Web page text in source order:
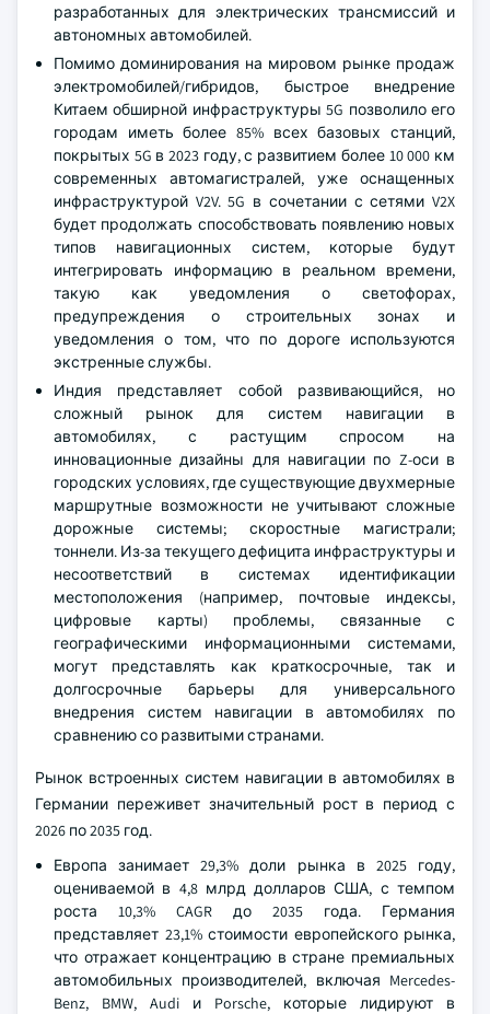
разработанных для электрических трансмиссий и
автономных автомобилей.
Помимо доминирования на мировом рынке продаж
электромобилей/гибридов, быстрое внедрение
Китаем обширной инфраструктуры 5G позволило его
городам иметь более 85% всех базовых станций,
покрытых 5G в 2023 году, с развитием более 10 000 км
современных автомагистралей, уже оснащенных
инфраструктурой V2V. 5G в сочетании с сетями V2X
будет продолжать способствовать появлению новых
типов навигационных систем, которые будут
интегрировать информацию в реальном времени,
такую как уведомления о светофорах,
предупреждения о строительных зонах и
уведомления о том, что по дороге используются
экстренные службы.
Индия представляет собой развивающийся, но
сложный рынок для систем навигации в
автомобилях, с растущим спросом на
инновационные дизайны для навигации по Z-оси в
городских условиях, где существующие двухмерные
маршрутные возможности не учитывают сложные
дорожные системы; скоростные магистрали;
тоннели. Из-за текущего дефицита инфраструктуры и
несоответствий в системах идентификации
местоположения (например, почтовые индексы,
цифровые карты) проблемы, связанные с
географическими информационными системами,
могут представлять как краткосрочные, так и
долгосрочные барьеры для универсального
внедрения систем навигации в автомобилях по
сравнению со развитыми странами.
Рынок встроенных систем навигации в автомобилях в
Германии переживет значительный рост в период с
2026 по 2035 год.
Европа занимает 29,3% доли рынка в 2025 году,
оцениваемой в 4,8 млрд долларов США, с темпом
роста 10,3% CAGR до 2035 года. Германия
представляет 23,1% стоимости европейского рынка,
что отражает концентрацию в стране премиальных
автомобильных производителей, включая Mercedes-
Benz, BMW, Audi и Porsche, которые лидируют в